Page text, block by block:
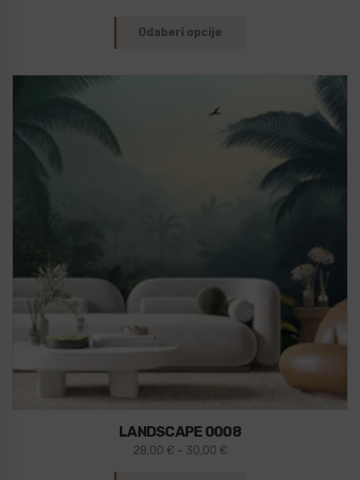
Odaberi opcije
LANDSCAPE 0008
28,00 € – 30,00 €